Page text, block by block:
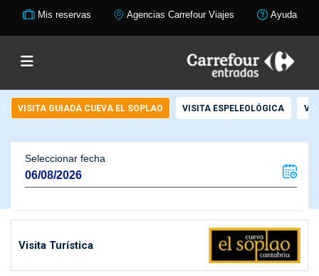
Mis reservas Agencias Carrefour Viajes Ayuda
VISITA GUIADA CUEVA EL SOPLAO VISITA ESPELEOLÓGICA
Seleccionar fecha
Visita Turística